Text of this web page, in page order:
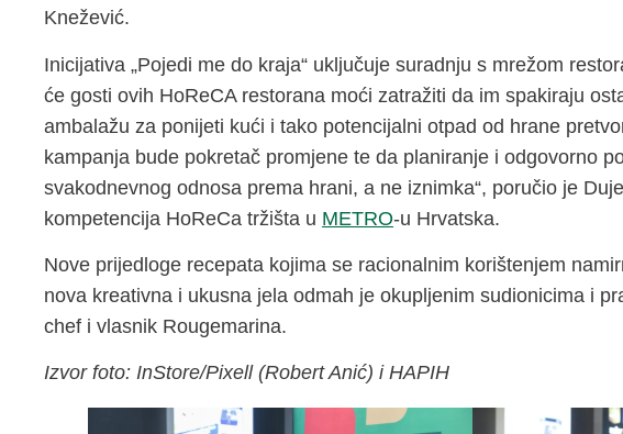
Knežević.
Inicijativa „Pojedi me do kraja“ uključuje suradnju s mrežom
će gosti ovih HoReCA restorana moći zatražiti da im spakiraju
ambalažu za ponijeti kući i tako potencijalni otpad od hrane
kampanja bude pokretač promjene te da planiranje i odgovorno
svakodnevnog odnosa prema hrani, a ne iznimka“, poručio je
kompetencija HoReCa tržišta u METRO-u Hrvatska.
Nove prijedloge recepata kojima se racionalnim korištenjem
nova kreativna i ukusna jela odmah je okupljenim sudionicima i
chef i vlasnik Rougemarina.
Izvor foto: InStore/Pixell (Robert Anić) i HAPIH